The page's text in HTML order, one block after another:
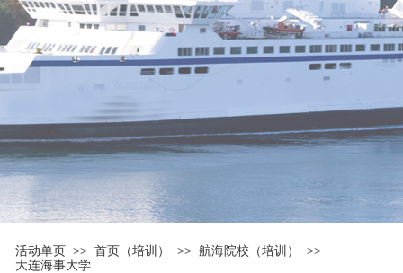
活动单页 >> 首页（培训） >> 航海院校（培训） >>
大连海事大学